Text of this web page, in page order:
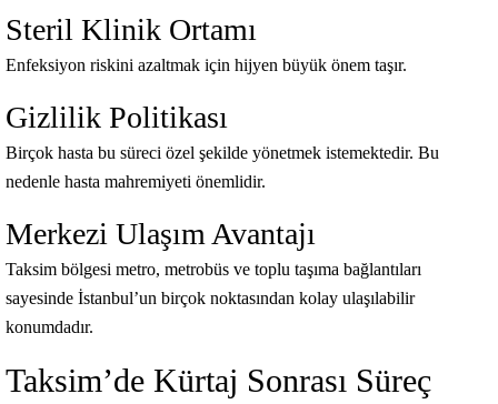
Steril Klinik Ortamı
Enfeksiyon riskini azaltmak için hijyen büyük önem taşır.
Gizlilik Politikası
Birçok hasta bu süreci özel şekilde yönetmek istemektedir. Bu
nedenle hasta mahremiyeti önemlidir.
Merkezi Ulaşım Avantajı
Taksim bölgesi metro, metrobüs ve toplu taşıma bağlantıları
sayesinde İstanbul’un birçok noktasından kolay ulaşılabilir
konumdadır.
Taksim’de Kürtaj Sonrası Süreç